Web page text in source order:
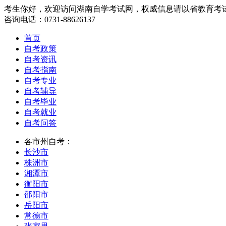
考生你好，欢迎访问湖南自学考试网，权威信息请以省教育考
咨询电话：0731-88626137
首页
自考政策
自考资讯
自考指南
自考专业
自考辅导
自考毕业
自考就业
自考问答
各市州自考：
长沙市
株洲市
湘潭市
衡阳市
邵阳市
岳阳市
常德市